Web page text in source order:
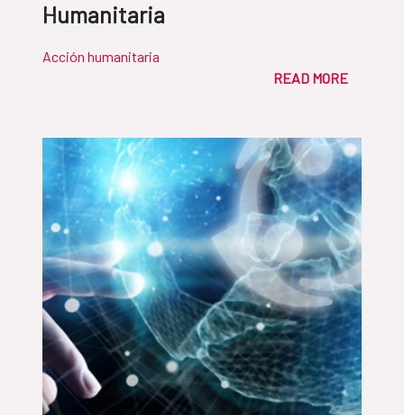
Humanitaria
Acción humanitaria
READ MORE